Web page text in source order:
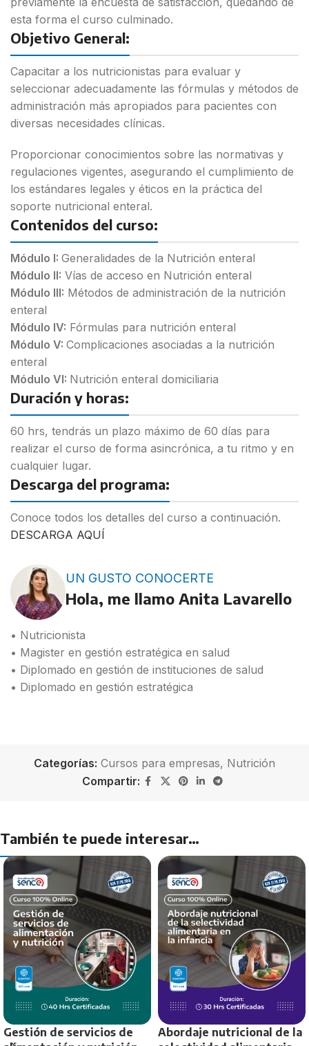
esta forma el curso culminado.
Objetivo General:
Capacitar a los nutricionistas para evaluar y
seleccionar adecuadamente las fórmulas y métodos de
administración más apropiados para pacientes con
diversas necesidades clínicas.
Proporcionar conocimientos sobre las normativas y
regulaciones vigentes, asegurando el cumplimiento de
los estándares legales y éticos en la práctica del
soporte nutricional enteral.
Contenidos del curso:
Módulo I: Generalidades de la Nutrición enteral
Módulo II: Vías de acceso en Nutrición enteral
Módulo III: Métodos de administración de la nutrición
enteral
Módulo IV: Fórmulas para nutrición enteral
Módulo V: Complicaciones asociadas a la nutrición
enteral
Módulo VI: Nutrición enteral domiciliaria
Duración y horas:
60 hrs, tendrás un plazo máximo de 60 días para
realizar el curso de forma asincrónica, a tu ritmo y en
cualquier lugar.
Descarga del programa:
Conoce todos los detalles del curso a continuación.
DESCARGA AQUÍ
UN GUSTO CONOCERTE
Hola, me llamo Anita Lavarello
• Nutricionista
• Magister en gestión estratégica en salud
• Diplomado en gestión de instituciones de salud
• Diplomado en gestión estratégica
Categorías: Cursos para empresas, Nutrición
Compartir:
También te puede interesar…
Gestión de servicios de
Abordaje nutricional de la